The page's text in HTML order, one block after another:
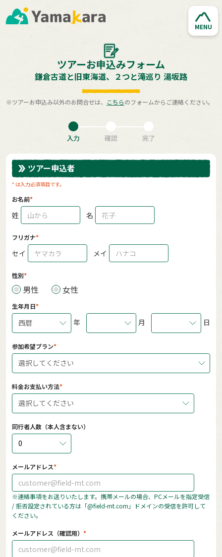
MENU
ツアーお申込みフォーム
鎌倉古道と旧東海道、２つと滝巡り 湯坂路
※ツアーお申込み以外のお問合せは、 こちらのフォームからご連絡ください。
入力 確認 完了
ツアー申込者
* は入力必須項目です。
お名前
姓 名
フリガナ
セイ メイ
性別
男性 女性
生年月日
西暦 年 月 日
参加希望プラン
選択してください
料金お支払い方法
選択してください
同行者人数（本人含まない）
0
メールアドレス
※連絡事項をお送りいたします。携帯メールの場合、PCメールを指定受信
/ 拒否設定されている方は「@field-mt.com」ドメインの受信を許可して
ください。
メールアドレス（確認用）